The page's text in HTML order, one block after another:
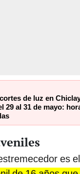
de luz en
29 al 31 de mayo:
es